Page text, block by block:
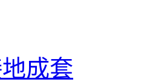
成套